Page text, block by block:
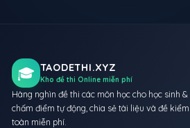
🎓 TAODETHI.XYZ
Kho đề thi Online miễn phí
Hàng nghìn đề thi các môn học cho học sinh
chấm điểm tự động, chia sẻ tài liệu và đề
toàn miễn phí.